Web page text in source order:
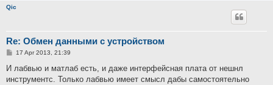
Qic
Re: Обмен данными с устройством
P
s
17 Apr 2013, 21:39
И лабвью и матлаб есть, и даже интерфейсная плата от нешнл
инструментс. Только лабвью имеет смысл дабы самостоятельно